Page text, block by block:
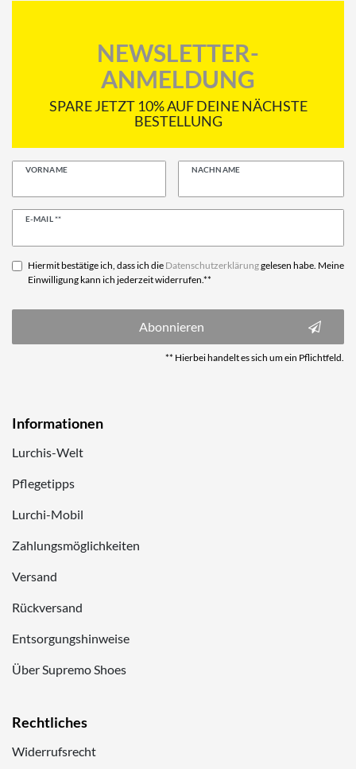
NEWSLETTER-
ANMELDUNG
SPARE JETZT 10% AUF DEINE NÄCHSTE
BESTELLUNG
VORNAME NACHNAME
E-MAIL **
Newsletter
Hiermit bestätige ich, dass ich die Daten­schutz­erklärunggelesen habe. Meine
Einwilligung kann ich jederzeit widerrufen.**
Abonnieren
** Hierbei handelt es sich um ein Pflichtfeld.
Informationen
Lurchis-Welt
Pflegetipps
Lurchi-Mobil
Zahlungsmöglichkeiten
Versand
Rückversand
Entsorgungshinweise
Über Supremo Shoes
Rechtliches
Widerrufsrecht